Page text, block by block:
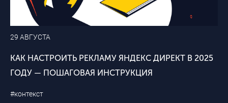
29 АВГУСТА
КАК НАСТРОИТЬ РЕКЛАМУ ЯНДЕКС ДИРЕКТ В 2025
ГОДУ — ПОШАГОВАЯ ИНСТРУКЦИЯ
#контекст